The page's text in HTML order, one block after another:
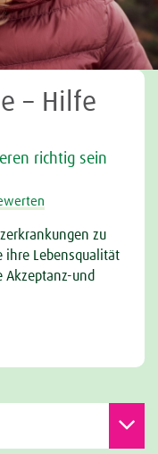
– Hilfe
richtig sein
zu
ihre Lebensqualität
Akzeptanz-und